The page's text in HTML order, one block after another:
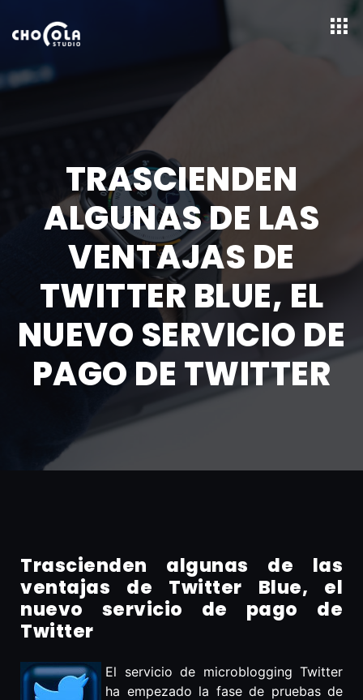
TRASCIENDEN
ALGUNAS DE LAS
VENTAJAS DE
TWITTER BLUE, EL
NUEVO SERVICIO DE
PAGO DE TWITTER
Trascienden algunas de las
ventajas de Twitter Blue, el
nuevo servicio de pago de
Twitter
El servicio de microblogging Twitter
ha empezado la fase de pruebas de